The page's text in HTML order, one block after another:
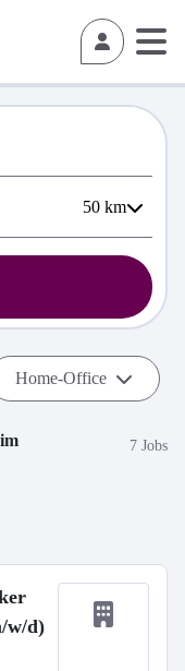
50 km
Home-Office
7 Jobs
w/d)